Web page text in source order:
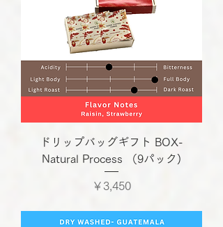
ドリップバッグギフト BOX-
Natural Process （9パック)
価格
￥3,450